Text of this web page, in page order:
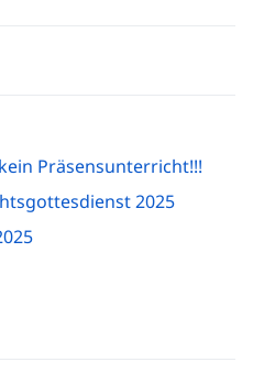
Präsensunterricht!!!
2025